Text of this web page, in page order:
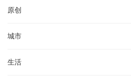
原创
城市
生活